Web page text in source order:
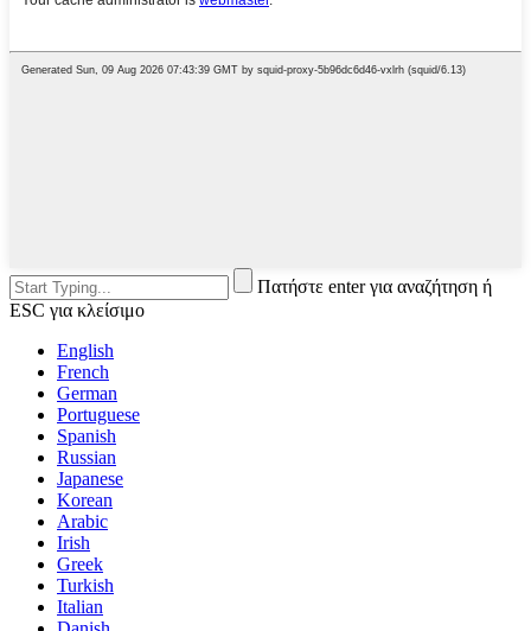
Πατήστε enter για αναζήτηση ή
ESC για κλείσιμο
English
French
German
Portuguese
Spanish
Russian
Japanese
Korean
Arabic
Irish
Greek
Turkish
Italian